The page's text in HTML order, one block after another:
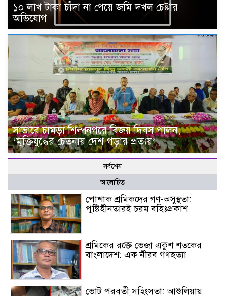
১০ লাখ টাকা চাঁদা না পেয়ে জমি দখল চেষ্টার
অভিযোগ
সাভারে চামড়া শিল্পনগরে বিজয় দিবস পালন,
‘মুক্তিযুদ্ধের চেতনায় দেশ গড়ার প্রত্যয়’
সর্বশেষ
আলোচিত
পোশাক শ্রমিকদের গণ-অসুস্থতা:
পুষ্টিহীনতারই চরম বহিঃপ্রকাশ
শ্রমিকের রক্তে ভেজা একুশ শতকের
বাংলাদেশ: এক নীরব গণহত্যা
ভোট পরবর্তী সহিংসতা: আশুলিয়ায়